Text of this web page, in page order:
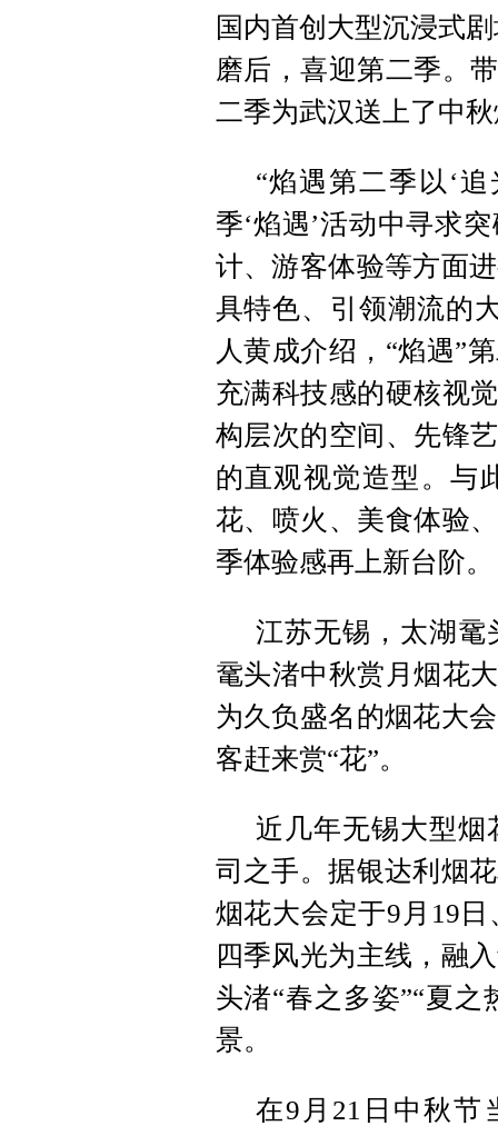
国内首创大型沉浸式
磨后，喜迎第二季。
二季为武汉送上了中
“焰遇第二季以‘
季‘焰遇’活动中寻求
计、游客体验等方面
具特色、引领潮流的
人黄成介绍，“焰遇”
充满科技感的硬核视
构层次的空间、先锋
的直观视觉造型。与
花、喷火、美食体验
季体验感再上新台阶。
江苏无锡，太湖鼋
鼋头渚中秋赏月烟花
为久负盛名的烟花大
客赶来赏“花”。
近几年无锡大型烟
司之手。据银达利烟
烟花大会定于9月19
四季风光为主线，融
头渚“春之多姿”“夏之
景。
在9月21日中秋节